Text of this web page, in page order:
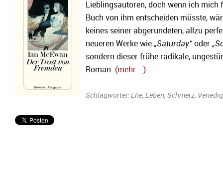
Lieblingsautoren, doch wenn ich mich
Buch von ihm entscheiden müsste,
keines seiner abgerundeten, allzu
neueren Werke wie „Saturday“ oder
sondern dieser frühe radikale,
Roman. (mehr …)
Schlagwörter: Ehe, Leben, Schmerz, Venedig